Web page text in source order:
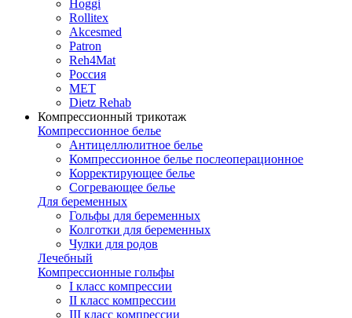
Hoggi
Rollitex
Akcesmed
Patron
Reh4Mat
Россия
МЕТ
Dietz Rehab
Компрессионный трикотаж
Компрессионное белье
Антицеллюлитное белье
Компрессионное белье послеоперационное
Корректирующее белье
Согревающее белье
Для беременных
Гольфы для беременных
Колготки для беременных
Чулки для родов
Лечебный
Компрессионные гольфы
I класс компрессии
II класс компрессии
III класс компрессии